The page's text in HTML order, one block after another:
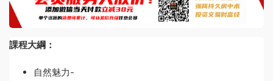
課程大綱：
自然魅力-